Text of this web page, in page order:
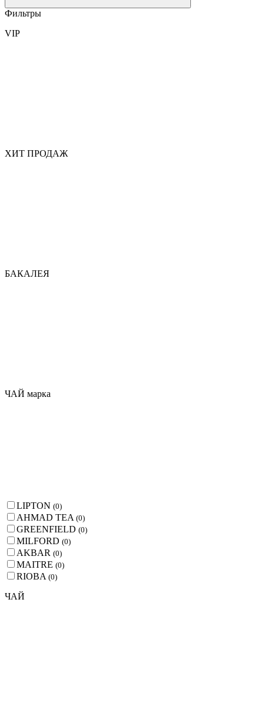
Фильтры
VIP
ХИТ ПРОДАЖ
БАКАЛЕЯ
ЧАЙ марка
LIPTON (0)
AHMAD TEA (0)
GREENFIELD (0)
MILFORD (0)
AKBAR (0)
MAITRE (0)
RIOBA (0)
ЧАЙ